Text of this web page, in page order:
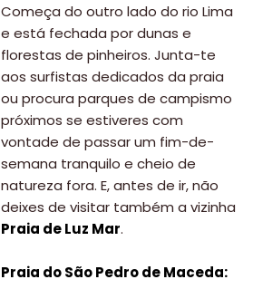
Começa do outro lado do rio Lima
e está fechada por dunas e
florestas de pinheiros. Junta-te
aos surfistas dedicados da praia
ou procura parques de campismo
próximos se estiveres com
vontade de passar um fim-de-
semana tranquilo e cheio de
natureza fora. E, antes de ir, não
deixes de visitar também a vizinha
Praia de Luz Mar.
Praia do São Pedro de Maceda: